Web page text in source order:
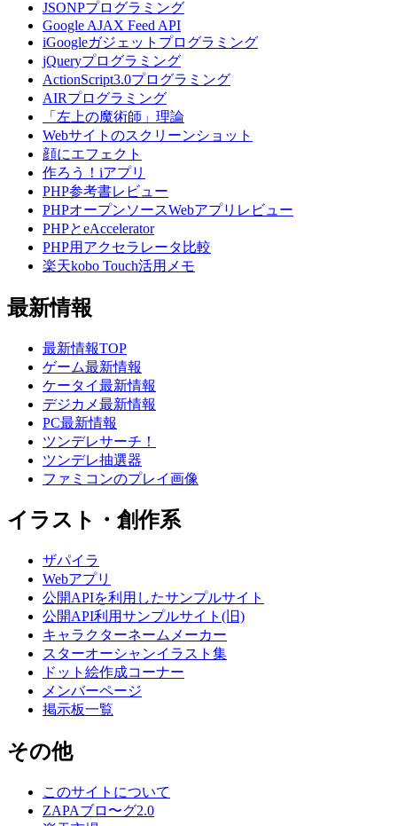
JSONPプログラミング
Google AJAX Feed API
iGoogleガジェットプログラミング
jQueryプログラミング
ActionScript3.0プログラミング
AIRプログラミング
「左上の魔術師」理論
Webサイトのスクリーンショット
顔にエフェクト
作ろう！iアプリ
PHP参考書レビュー
PHPオープンソースWebアプリレビュー
PHPとeAccelerator
PHP用アクセラレータ比較
楽天kobo Touch活用メモ
最新情報
最新情報TOP
ゲーム最新情報
ケータイ最新情報
デジカメ最新情報
PC最新情報
ツンデレサーチ！
ツンデレ抽選器
ファミコンのプレイ画像
イラスト・創作系
ザパイラ
Webアプリ
公開APIを利用したサンプルサイト
公開API利用サンプルサイト(旧)
キャラクターネームメーカー
スターオーシャンイラスト集
ドット絵作成コーナー
メンバーページ
掲示板一覧
その他
このサイトについて
ZAPAブロ〜グ2.0